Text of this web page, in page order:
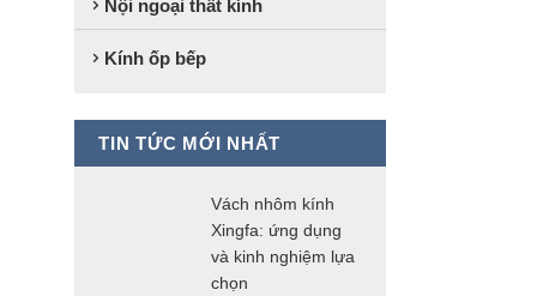
Nội ngoại thất kính
Kính ốp bếp
TIN TỨC MỚI NHẤT
Vách nhôm kính
Xingfa: ứng dụng
và kinh nghiệm lựa
chọn